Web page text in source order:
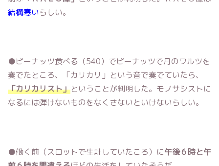
結構寒いらしい。
●ピーナッツ食べる（540）でピーナッツで月のワルツを
奏でたところ、「カリカリ」という音で奏でていたら、
「カリカリスト」ということが判明した。モノサシストに
なるには弾けないものをなくさないといけないらしい。
●働く前（スロットで生計していたころ）に午後６時と午